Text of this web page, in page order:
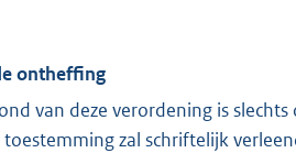
ontheffing
van deze verordening is
toestemming zal schriftelijk